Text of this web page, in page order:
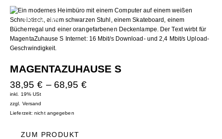
BIS ZU - 8%
MAGENTAZUHAUSE S
38,95 € – 68,95 €
inkl. 19% USt
zzgl. Versand
Lieferzeit: nicht angegeben
ZUM PRODUKT